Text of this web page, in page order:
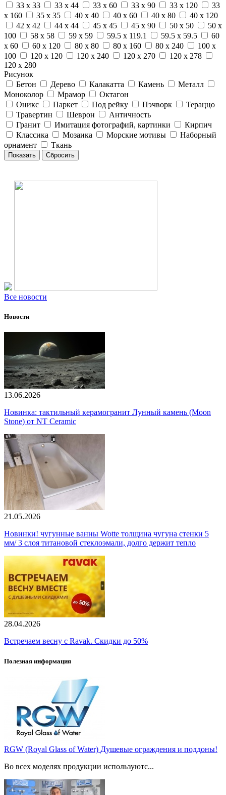
33 x 33
33 x 44 33 x 60 33 x 90 33 x 120
33
x 160
35 x 35 40 x 40 40 x 60 40 x 80
40 x 120
42 x 42
44 x 44 45 x 45 45 x 90 50 x 50
50 x
100
58 x 58 59 x 59 59.5 x 119.1 59.5 x 59.5
60
x 60
60 x 120 80 x 80 80 x 160 80 x 240
100 x
100
120 x 120 120 x 240 120 x 270
120 x 278
120 x 280
Рисунок
Бетон
Дерево Калакатта Камень
Металл
Моноколор
Мрамор
Октагон
Оникс
Паркет Под рейку Пэчворк
Тераццо
Травертин
Шеврон
Античность
Гранит
Имитация фотографий, картинки
Кирпич
Классика
Мозаика Морские мотивы
Наборный
орнамент
Ткань
Все новости
Новости
13.06.2026
Новинка: тактильный керамогранит Лунный камень (Moon
Stone) от NT Ceramic
21.05.2026
Новинки! чугунные ванны Wotte толщина чугуна стенки 5
мм/ 3 слоя титановой стеклоэмали, долго держит тепло
28.04.2026
Встречаем весну с Ravak. Скидки до 50%
Полезная информация
RGW (Royal Glass of Water) Душевые ограждения и поддоны!
Во всех моделях продукции используютс...